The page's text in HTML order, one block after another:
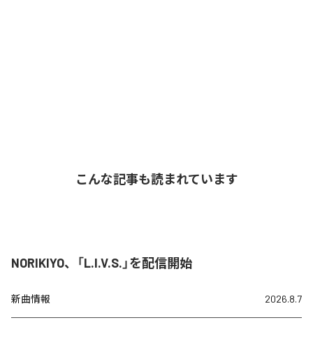
こんな記事も読まれています
NORIKIYO、「L.I.V.S.」を配信開始
新曲情報 2026.8.7